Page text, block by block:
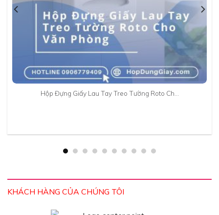
Hộp Đựng Giấy Lau Tay Treo Tường Roto Ch…
KHÁCH HÀNG CỦA CHÚNG TÔI